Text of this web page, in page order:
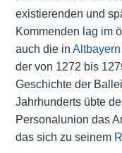
existierenden und
Kommenden lag im
auch die in Altbayern
der von 1272 bis
Geschichte der
Jahrhunderts übte
Personalunion das
das sich zu seinem